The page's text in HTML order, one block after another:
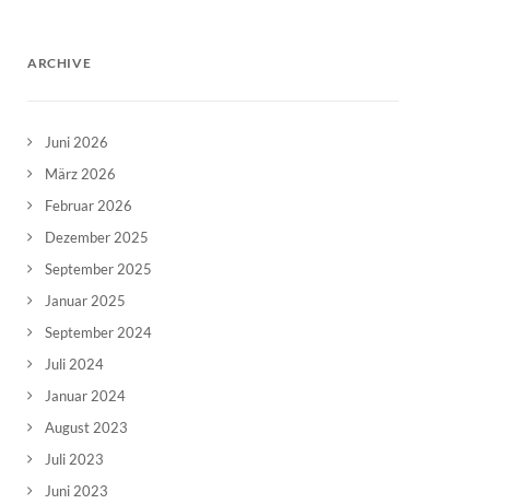
ARCHIVE
Juni 2026
März 2026
Februar 2026
Dezember 2025
September 2025
Januar 2025
September 2024
Juli 2024
Januar 2024
August 2023
Juli 2023
Juni 2023